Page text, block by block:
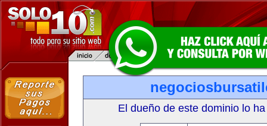
El dueño de este dominio lo